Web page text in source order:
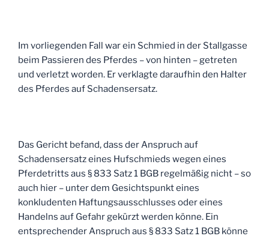
Im vorliegenden Fall war ein Schmied in der Stallgasse
beim Passieren des Pferdes – von hinten – getreten
und verletzt worden. Er verklagte daraufhin den Halter
des Pferdes auf Schadensersatz.
Das Gericht befand, dass der Anspruch auf
Schadensersatz eines Hufschmieds wegen eines
Pferdetritts aus § 833 Satz 1 BGB regelmäßig nicht – so
auch hier – unter dem Gesichtspunkt eines
konkludenten Haftungsausschlusses oder eines
Handelns auf Gefahr gekürzt werden könne. Ein
entsprechender Anspruch aus § 833 Satz 1 BGB könne